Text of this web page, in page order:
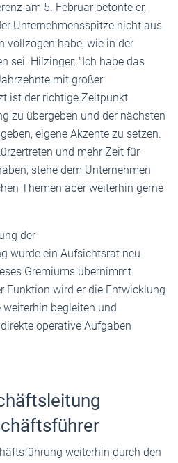
am 5. Februar betonte er,
Unternehmensspitze nicht aus
vollzogen habe, wie in der
sei. Hilzinger: "Ich habe das
mit großer
ist der richtige Zeitpunkt
zu übergeben und der nächsten
eigene Akzente zu setzen.
und mehr Zeit für
stehe dem Unternehmen
Themen aber weiterhin gerne
der
wurde ein Aufsichtsrat neu
Gremiums übernimmt
Funktion wird er die Entwicklung
begleiten und
operative Aufgaben
weiterhin durch den